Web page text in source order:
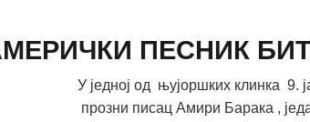
ПЕСНИК
У једној од њујоршких клинка 9.
прозни писац Амири Барака ,